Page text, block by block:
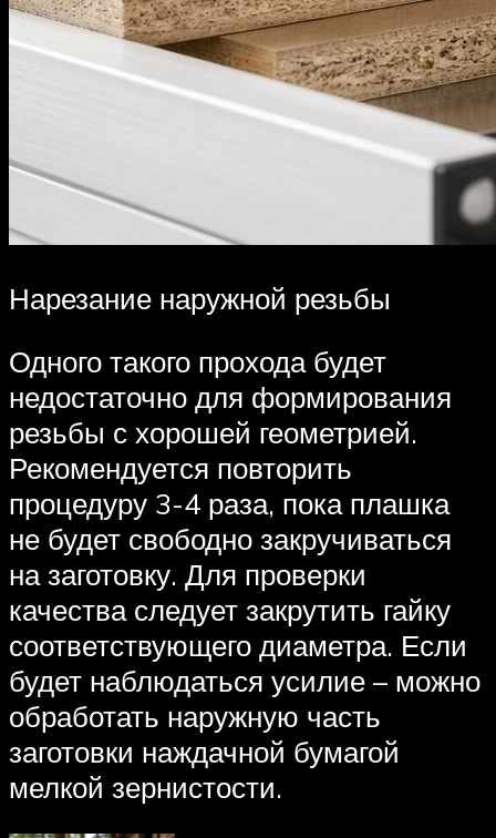
Нарезание наружной резьбы
Одного такого прохода будет
недостаточно для формирования
резьбы с хорошей геометрией.
Рекомендуется повторить
процедуру 3-4 раза, пока плашка
не будет свободно закручиваться
на заготовку. Для проверки
качества следует закрутить гайку
соответствующего диаметра. Если
будет наблюдаться усилие – можно
обработать наружную часть
заготовки наждачной бумагой
мелкой зернистости.